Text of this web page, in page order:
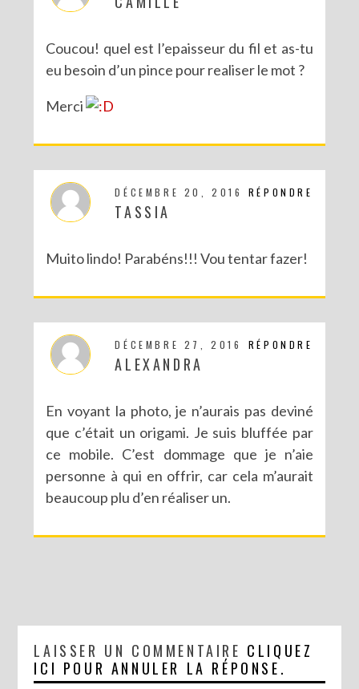
Coucou! quel est l’epaisseur du fil et as-tu
eu besoin d’un pince pour realiser le mot ?
Merci
RÉPONDRE
DÉCEMBRE 20, 2016
TASSIA
Muito lindo! Parabéns!!! Vou tentar fazer!
RÉPONDRE
DÉCEMBRE 27, 2016
ALEXANDRA
En voyant la photo, je n’aurais pas deviné
que c’était un origami. Je suis bluffée par
ce mobile. C’est dommage que je n’aie
personne à qui en offrir, car cela m’aurait
beaucoup plu d’en réaliser un.
LAISSER UN COMMENTAIRE CLIQUEZ
ICI POUR ANNULER LA RÉPONSE.